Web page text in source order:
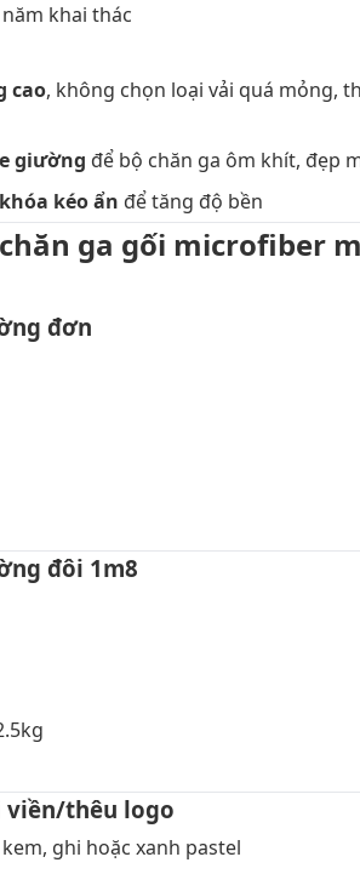
khai thác
cao, không chọn loại vải quá mỏng,
giường để bộ chăn ga ôm khít, đẹp
kéo ẩn để tăng độ bền
ga gối microfiber
đơn
đôi 1m8
viền/thêu logo
ghi hoặc xanh pastel